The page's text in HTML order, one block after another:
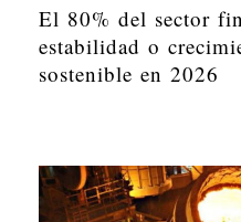
El 80% del sector
estabilidad o
sostenible en 2026